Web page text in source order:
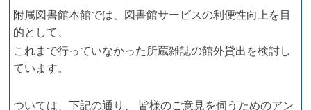
附属図書館本館では、図書館サービスの利便性向上を目
的として、
これまで行っていなかった所蔵雑誌の館外貸出を検討し
ています。
ついては、下記の通り、 皆様のご意見を伺うためのアン